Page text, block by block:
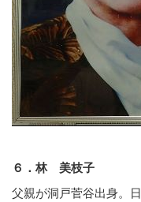
６．林 美枝子
父親が洞戸菅谷出身。